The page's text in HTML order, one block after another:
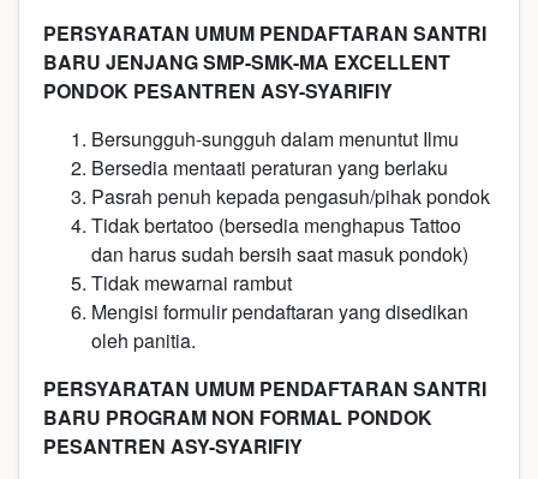
PERSYARATAN UMUM PENDAFTARAN SANTRI
BARU JENJANG SMP-SMK-MA EXCELLENT
PONDOK PESANTREN ASY-SYARIFIY
Bersungguh-sungguh dalam menuntut Ilmu
Bersedia mentaati peraturan yang berlaku
Pasrah penuh kepada pengasuh/pihak pondok
Tidak bertatoo (bersedia menghapus Tattoo
dan harus sudah bersih saat masuk pondok)
Tidak mewarnai rambut
Mengisi formulir pendaftaran yang disedikan
oleh panitia.
PERSYARATAN UMUM PENDAFTARAN SANTRI
BARU PROGRAM NON FORMAL PONDOK
PESANTREN ASY-SYARIFIY